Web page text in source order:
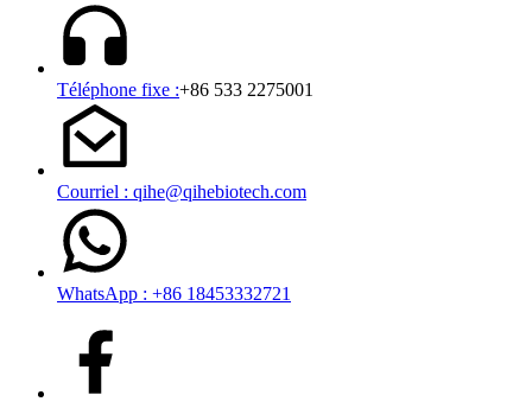
Téléphone fixe :+86 533 2275001
Courriel : qihe@qihebiotech.com
WhatsApp : +86 18453332721